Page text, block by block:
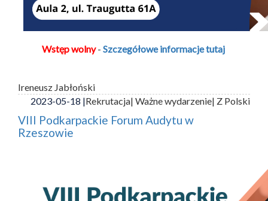
Wstęp wolny- Szczegółowe informacje tutaj
Ireneusz Jabłoński
2023-05-18 |Rekrutacja| Ważne wydarzenie| Z Polski
VIII Podkarpackie Forum Audytu w
Rzeszowie